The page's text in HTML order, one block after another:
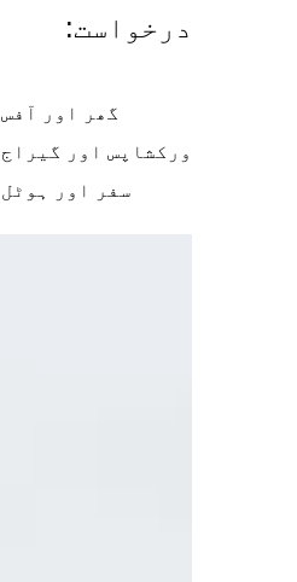
درخواست:
گھر اور آفس
ورکشاپس اور گیراج
سفر اور ہوٹل